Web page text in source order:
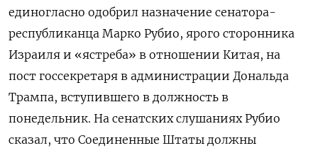
единогласно одобрил назначение сенатора-
республиканца Марко Рубио, ярого сторонника
Израиля и «ястреба» в отношении Китая, на
пост госсекретаря в администрации Дональда
Трампа, вступившего в должность в
понедельник. На сенатских слушаниях Рубио
сказал, что Соединенные Штаты должны